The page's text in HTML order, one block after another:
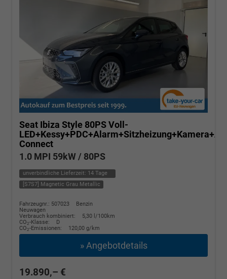
Seat Ibiza Style 80PS Voll-
Connect
1.0 MPI 59kW / 80PS
unverbindliche Lieferzeit: 14 Tage
[S7S7] Magnetic Grau Metallic
Fahrzeugnr.: 507023
Benzin
Neuwagen
Verbrauch kombiniert:
5,30 l/100km
CO2-Klasse:
D
CO2-Emissionen: 120,00 g/km
» Angebotdetails
19.890,– €